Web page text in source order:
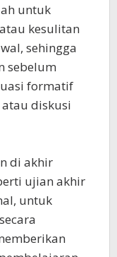
untuk
kesulitan
sehingga
sebelum
formatif
diskusi
di akhir
ujian akhir
untuk